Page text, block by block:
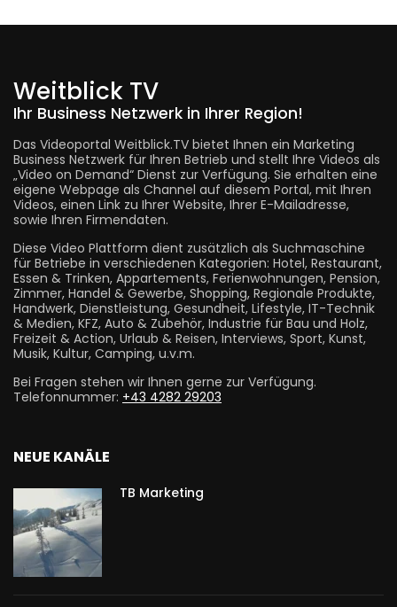
Weitblick TV
Ihr Business Netzwerk in Ihrer Region!
Das Videoportal Weitblick.TV bietet Ihnen ein Marketing
Business Netzwerk für Ihren Betrieb und stellt Ihre Videos als
„Video on Demand“ Dienst zur Verfügung. Sie erhalten eine
eigene Webpage als Channel auf diesem Portal, mit Ihren
Videos, einen Link zu Ihrer Website, Ihrer E-Mailadresse,
sowie Ihren Firmendaten.
Diese Video Plattform dient zusätzlich als Suchmaschine
für Betriebe in verschiedenen Kategorien: Hotel, Restaurant,
Essen & Trinken, Appartements, Ferienwohnungen, Pension,
Zimmer, Handel & Gewerbe, Shopping, Regionale Produkte,
Handwerk, Dienstleistung, Gesundheit, Lifestyle, IT-Technik
& Medien, KFZ, Auto & Zubehör, Industrie für Bau und Holz,
Freizeit & Action, Urlaub & Reisen, Interviews, Sport, Kunst,
Musik, Kultur, Camping, u.v.m.
Bei Fragen stehen wir Ihnen gerne zur Verfügung.
Telefonnummer: +43 4282 29203
NEUE KANÄLE
TB Marketing